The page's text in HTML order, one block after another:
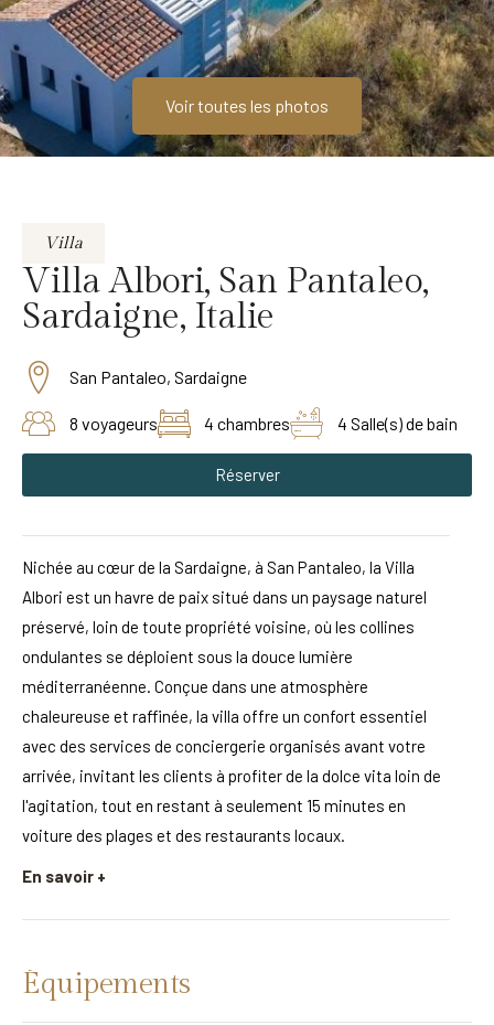
Voir toutes les photos
Villa
Villa Albori, San Pantaleo,
Sardaigne, Italie
San Pantaleo, Sardaigne
8 voyageurs 4 chambres 4 Salle(s) de bain
Réserver
Nichée au cœur de la Sardaigne, à San Pantaleo, la Villa
Albori est un havre de paix situé dans un paysage naturel
préservé, loin de toute propriété voisine, où les collines
ondulantes se déploient sous la douce lumière
méditerranéenne. Conçue dans une atmosphère
chaleureuse et raffinée, la villa offre un confort essentiel
avec des services de conciergerie organisés avant votre
arrivée, invitant les clients à profiter de la dolce vita loin de
l'agitation, tout en restant à seulement 15 minutes en
voiture des plages et des restaurants locaux.
En savoir +
Équipements